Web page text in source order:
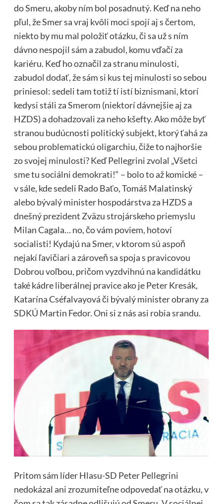
do Smeru, akoby ním bol posadnutý. Keď na neho
pľul, že Smer sa vraj kvôli moci spojí aj s čertom,
niekto by mu mal položiť otázku, či sa už s ním
dávno nespojil sám a zabudol, komu vďačí za
kariéru. Keď ho označil za stranu minulosti,
zabudol dodať, že sám si kus tej minulosti so sebou
priniesol: sedeli tam totiž tí istí biznismani, ktorí
kedysi stáli za Smerom (niektorí dávnejšie aj za
HZDS) a dohadzovali za neho kšefty. Ako môže byť
stranou budúcnosti politický subjekt, ktorý ťahá za
sebou problematickú oligarchiu, čiže to najhoršie
zo svojej minulosti? Keď Pellegrini zvolal „Všetci
sme tu sociálni demokrati!“ – bolo to až komické –
v sále, kde sedeli Rado Baťo, Tomáš Malatinský
alebo bývalý minister hospodárstva za HZDS a
dnešný prezident Zväzu strojárskeho priemyslu
Milan Cagala… no, čo vám poviem, hotoví
socialisti! Kydajú na Smer, v ktorom sú aspoň
nejakí ľavičiari a zároveň sa spoja s pravicovou
Dobrou voľbou, pričom vyzdvihnú na kandidátku
také kádre liberálnej pravice ako je Peter Kresák,
Katarína Cséfalvayová či bývalý minister obrany za
SDKÚ Martin Fedor. Oni si z nás asi robia srandu.
Pritom sám líder Hlasu-SD Peter Pellegrini
nedokázal ani zrozumiteľne odpovedať na otázku, v